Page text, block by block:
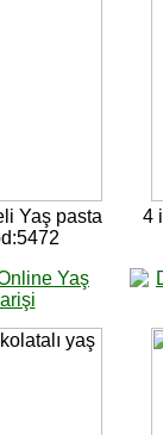
Yaş pasta
4